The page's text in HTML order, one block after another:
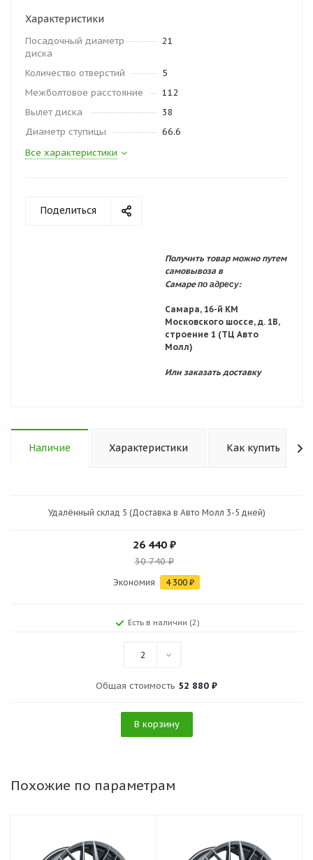
Характеристики
Посадочный диаметр
диска
21
Количество отверстий
5
Межболтовое расстояние
112
Вылет диска
38
Диаметр ступицы
66.6
Все характеристики
Поделиться
Получить товар можно путем
самовывоза в
Самарепо адресу:
Самара, 16-й КМ
Московского шоссе, д. 1В,
строение 1 (ТЦ Авто
Молл)
Или заказать доставку
Наличие Характеристики Как купить
Удалённый склад 5 (Доставка в Авто Молл 3-5 дней)
26 440₽
30 740₽
Экономия 4 300 ₽
Есть в наличии (2)
2
Общая стоимость 52 880 ₽
В корзину
Похожие по параметрам